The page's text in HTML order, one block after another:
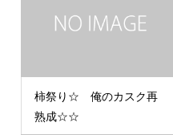
柿祭り☆ 俺のカスク再
熟成☆☆